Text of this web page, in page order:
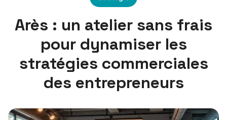
Arès : un atelier sans frais
pour dynamiser les
stratégies commerciales
des entrepreneurs